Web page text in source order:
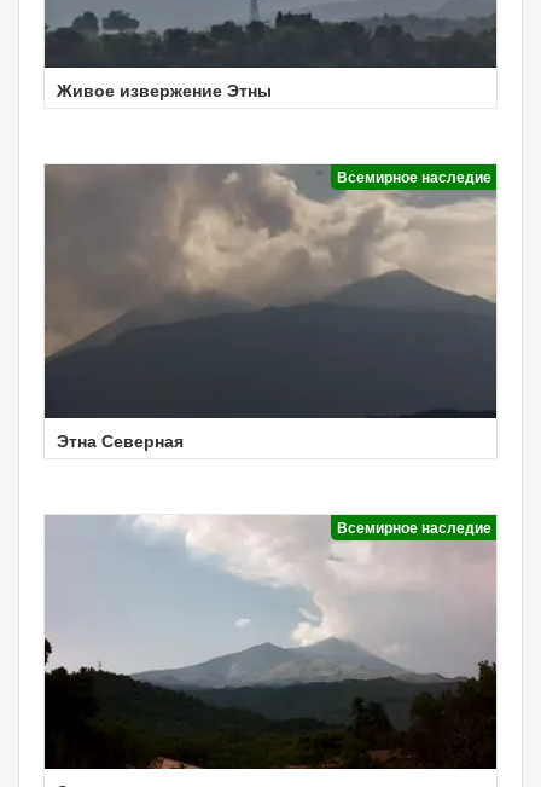
Живое извержение Этны
Всемирное наследие
Этна Северная
Всемирное наследие